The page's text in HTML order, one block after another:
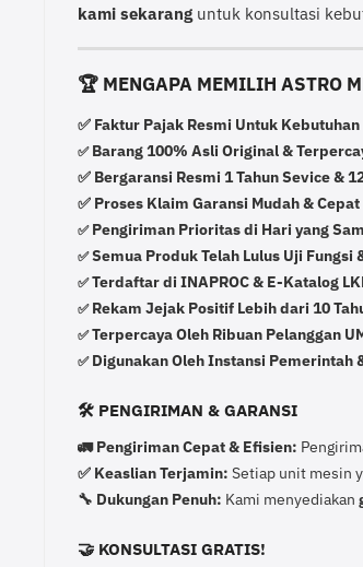
kami sekarang untuk konsultasi
🏆 MENGAPA MEMILIH ASTRO
✅ Faktur Pajak Resmi Untuk
✅Barang 100% Asli Original &
✅ Bergaransi Resmi 1 Tahun Sevice &
✅ Proses Klaim Garansi Mudah & Cepat
✅Pengiriman Prioritas di Hari yang
✅Semua Produk Telah Lulus Uji Fungsi
✅Terdaftar di INAPROC & E-Katalog
✅Rekam Jejak Positif Lebih dari 10
✅Terpercaya Oleh Ribuan Pelanggan
✅Digunakan Oleh Instansi Pemerintah
🛠️ PENGIRIMAN & GARANSI
🚛 Pengiriman Cepat & Efisien:
✅ Keaslian Terjamin: Setiap unit mesin
🔧 Dukungan Penuh: Kami menyediakan
🤝 KONSULTASI GRATIS!